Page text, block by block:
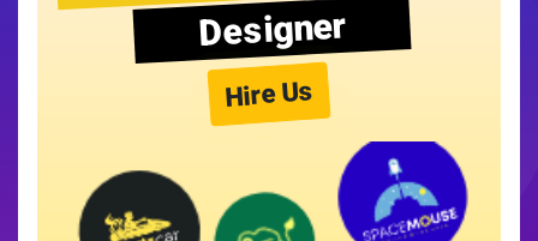
Designer
Hire Us